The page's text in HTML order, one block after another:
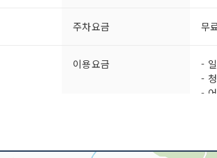
주차요금 무
이용요금
-
-
-